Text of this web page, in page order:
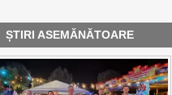
ȘTIRI ASEMĂNĂTOARE